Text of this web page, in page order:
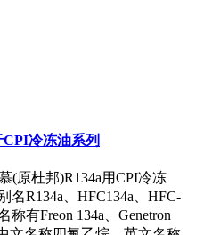
冷冻油系列
杜邦)R134a用CPI冷冻
R134a、HFC134a、HFC-
称有Freon 134a、Genetron